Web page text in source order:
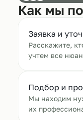
Как мы
Заявка и
Расскажите,
учтем все
Подбор и
Мы находим
их